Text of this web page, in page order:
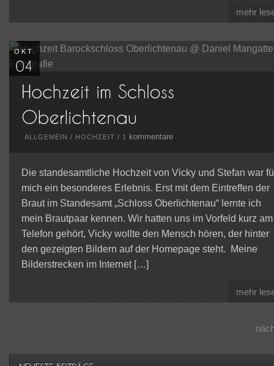
mehr
OKT.
ALLGEMEIN / HOCHZEIT / 1 kommentare
Die standesamtliche Hochzeit von Vicky und Stefan war
mich ein besonderes Erlebnis. Erst mit dem Eintreffen der
Braut im Standesamt „Schloss Oberlichtenau“ lernte ich
mein Brautpaar kennen. Wir hatten uns im Vorfeld kurz am
Telefon gehört, Vicky wollte den Mensch hören, der hinter
den gezeigten Bildern auf der Homepage steht. Meine
Bilderstrecken im Internet […]
mehr